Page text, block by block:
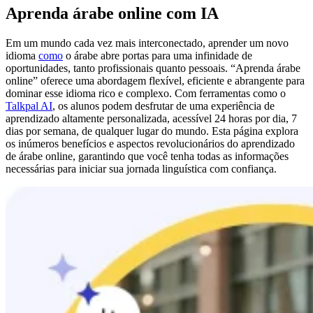
Aprenda árabe online com IA
Em um mundo cada vez mais interconectado, aprender um novo
idioma como o árabe abre portas para uma infinidade de
oportunidades, tanto profissionais quanto pessoais. “Aprenda árabe
online” oferece uma abordagem flexível, eficiente e abrangente para
dominar esse idioma rico e complexo. Com ferramentas como o
Talkpal AI, os alunos podem desfrutar de uma experiência de
aprendizado altamente personalizada, acessível 24 horas por dia, 7
dias por semana, de qualquer lugar do mundo. Esta página explora
os inúmeros benefícios e aspectos revolucionários do aprendizado
de árabe online, garantindo que você tenha todas as informações
necessárias para iniciar sua jornada linguística com confiança.